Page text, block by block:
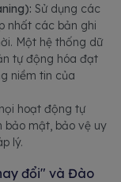
Sử dụng các
nhất các bản ghi
Một hệ thống dữ
tự động hóa đạt
niềm tin của
hoạt động tự
mật, bảo vệ uy
lý.
đổi" và Đào